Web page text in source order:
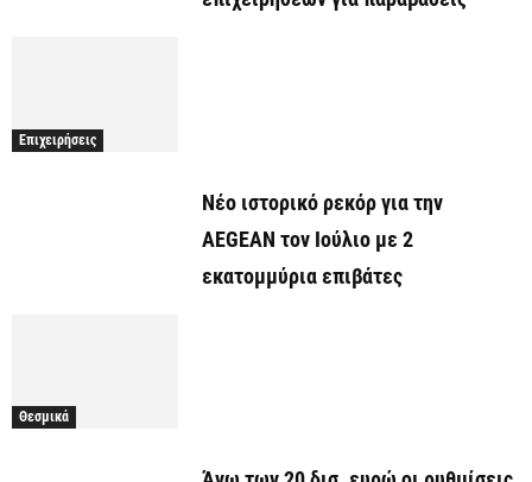
Επιχειρήσεις
Νέο ιστορικό ρεκόρ για την
AEGEAN τον Ιούλιο με 2
εκατομμύρια επιβάτες
Θεσμικά